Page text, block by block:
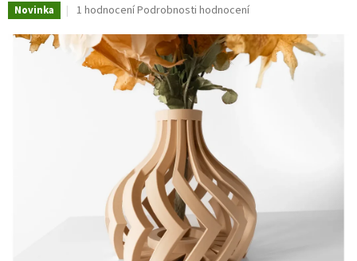
Novinka
Průměrné
produktu
je
4,0
1 hodnoceníPodrobnosti hodnocení